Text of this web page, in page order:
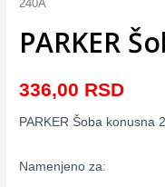
240A
PARKER
336,00 RSD
PARKER Šoba konusna
Namenjeno za:
konusna
quantity